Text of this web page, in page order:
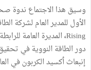
وسيق هذا الاجتماع ندوة
الأول للمديرالعام لشركة
Rising،المديرة العامة للرابطة
دورالطاقة النوويةفي
إنبعاثٲكسيدالكربونفي